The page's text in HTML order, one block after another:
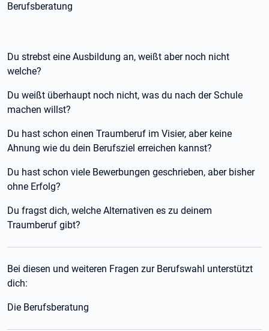
Berufsberatung
Du strebst eine Ausbildung an, weißt aber noch nicht
welche?
Du weißt überhaupt noch nicht, was du nach der Schule
machen willst?
Du hast schon einen Traumberuf im Visier, aber keine
Ahnung wie du dein Berufsziel erreichen kannst?
Du hast schon viele Bewerbungen geschrieben, aber bisher
ohne Erfolg?
Du fragst dich, welche Alternativen es zu deinem
Traumberuf gibt?
Bei diesen und weiteren Fragen zur Berufswahl unterstützt
dich:
Die Berufsberatung